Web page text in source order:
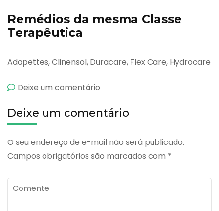
Remédios da mesma Classe
Terapêutica
Adapettes, Clinensol, Duracare, Flex Care, Hydrocare
Deixe um comentário
Deixe um comentário
O seu endereço de e-mail não será publicado.
Campos obrigatórios são marcados com *
Comente